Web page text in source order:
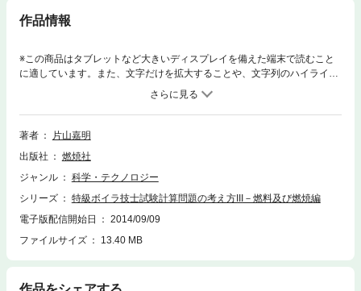
作品情報
※この商品はタブレットなど大きいディスプレイを備えた端末で読むこと
に適しています。また、文字だけを拡大することや、文字列のハイライ
ト、検索、辞書の参照、引用などの機能が使用できません。特級試験で受
験者が最もにが手とするものは計算問題だといわれている。本書はその計
算問題の考え方を会話方式であらわし、あたかも個人授業を受けているか
のような手法を用いて解説したものである。
著者
片山嘉明
出版社
燃焼社
ジャンル
科学・テクノロジー
シリーズ
特級ボイラ技士試験計算問題の考え方III－燃料及び燃焼編
電子版配信開始日
2014/09/09
ファイルサイズ
13.40 MB